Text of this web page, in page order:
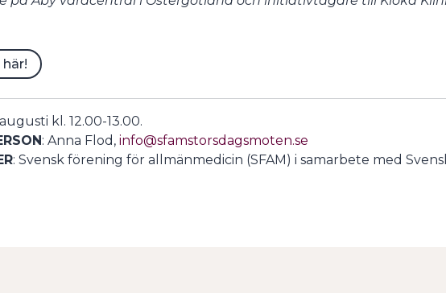
kl. 12.00-13.00.
: Anna Flod, info@sfamstorsdagsmoten.se
: Svensk förening för allmänmedicin (SFAM) i samarbete med